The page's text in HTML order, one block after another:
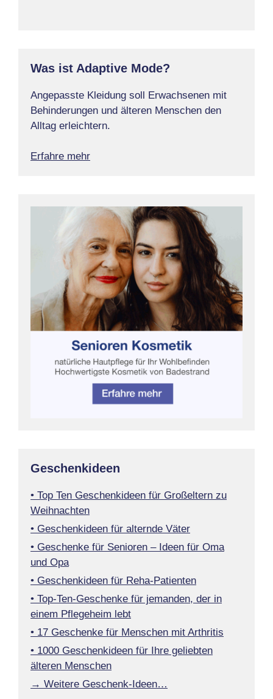
Was ist Adaptive Mode?
Angepasste Kleidung soll Erwachsenen mit
Behinderungen und älteren Menschen den
Alltag erleichtern.
Erfahre mehr
Geschenkideen
• Top Ten Geschenkideen für Großeltern zu
Weihnachten
• Geschenkideen für alternde Väter
• Geschenke für Senioren – Ideen für Oma
und Opa
• Geschenkideen für Reha-Patienten
• Top-Ten-Geschenke für jemanden, der in
einem Pflegeheim lebt
• 17 Geschenke für Menschen mit Arthritis
• 1000 Geschenkideen für Ihre geliebten
älteren Menschen
→ Weitere Geschenk-Ideen…